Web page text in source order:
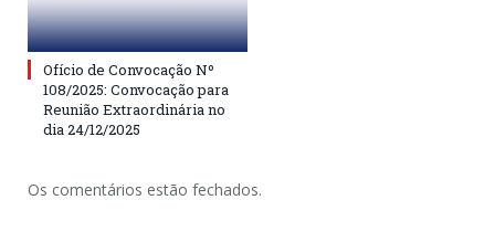
Ofício de Convocação Nº
108/2025: Convocação para
Reunião Extraordinária no
dia 24/12/2025
Os comentários estão fechados.